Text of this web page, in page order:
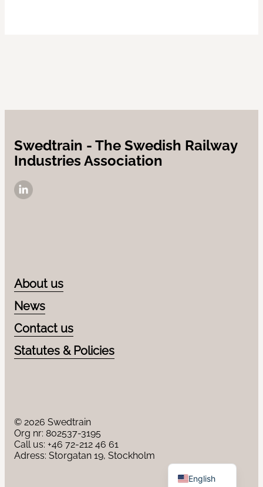
Swedtrain - The Swedish Railway
Industries Association
About us
News
Contact us
Statutes & Policies
© 2026 Swedtrain
Org nr: 802537-3195
Call us: +46 72-212 46 61
Adress: Storgatan 19, Stockholm
English
Swedish